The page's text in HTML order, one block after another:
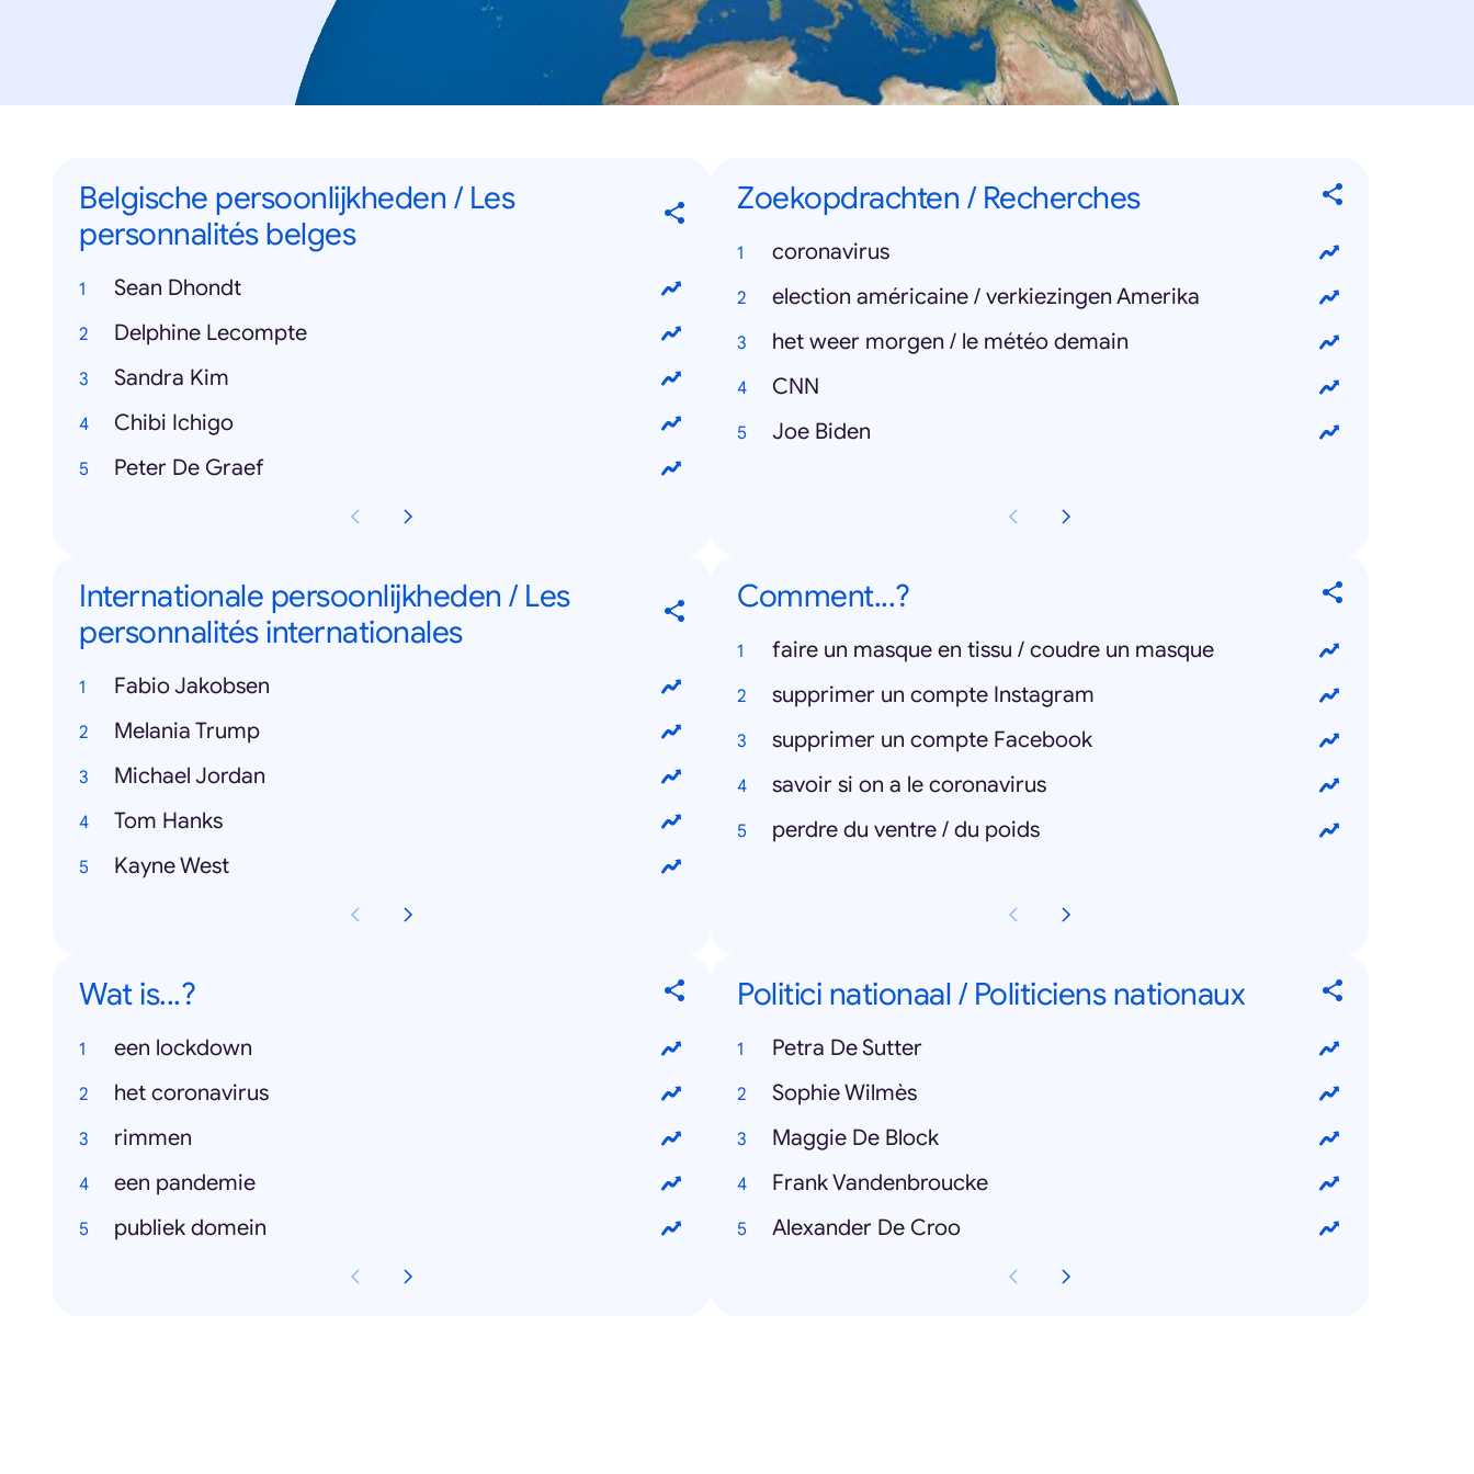
Belgische persoonlijkheden / Les
personnalités belges
Sean Dhondt
Delphine Lecompte
Sandra Kim
Chibi Ichigo
Peter De Graef
Zoekopdrachten / Recherches
coronavirus
election américaine / verkiezingen Amerika
het weer morgen / le météo demain
CNN
Joe Biden
Internationale persoonlijkheden / Les
personnalités internationales
Fabio Jakobsen
Melania Trump
Michael Jordan
Tom Hanks
Kayne West
Comment...?
faire un masque en tissu / coudre un masque
supprimer un compte Instagram
supprimer un compte Facebook
savoir si on a le coronavirus
perdre du ventre / du poids
Wat is...?
een lockdown
het coronavirus
rimmen
een pandemie
publiek domein
Politici nationaal / Politiciens nationaux
Petra De Sutter
Sophie Wilmès
Maggie De Block
Frank Vandenbroucke
Alexander De Croo